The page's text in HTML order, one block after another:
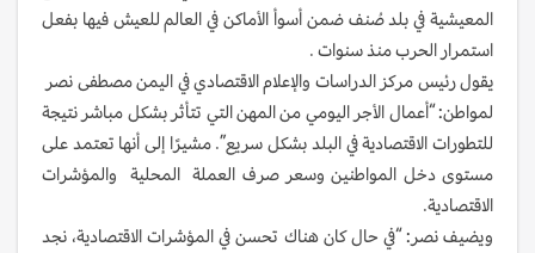
المعيشية في بلد صُنف ضمن أسوأ الأماكن في العالم للعيش فيها بفعل
استمرار الحرب منذ سنوات .
يقول رئيس مركز الدراسات والإعلام الاقتصادي في اليمن مصطفى نصر
لمواطن: “أعمال الأجر اليومي من المهن التي تتأثر بشكل مباشر نتيجة
للتطورات الاقتصادية في البلد بشكل سريع”. مشيرًا إلى أنها تعتمد على
مستوى دخل المواطنين وسعر صرف العملة المحلية والمؤشرات
الاقتصادية.
ويضيف نصر: “في حال كان هناك تحسن في المؤشرات الاقتصادية، نجد